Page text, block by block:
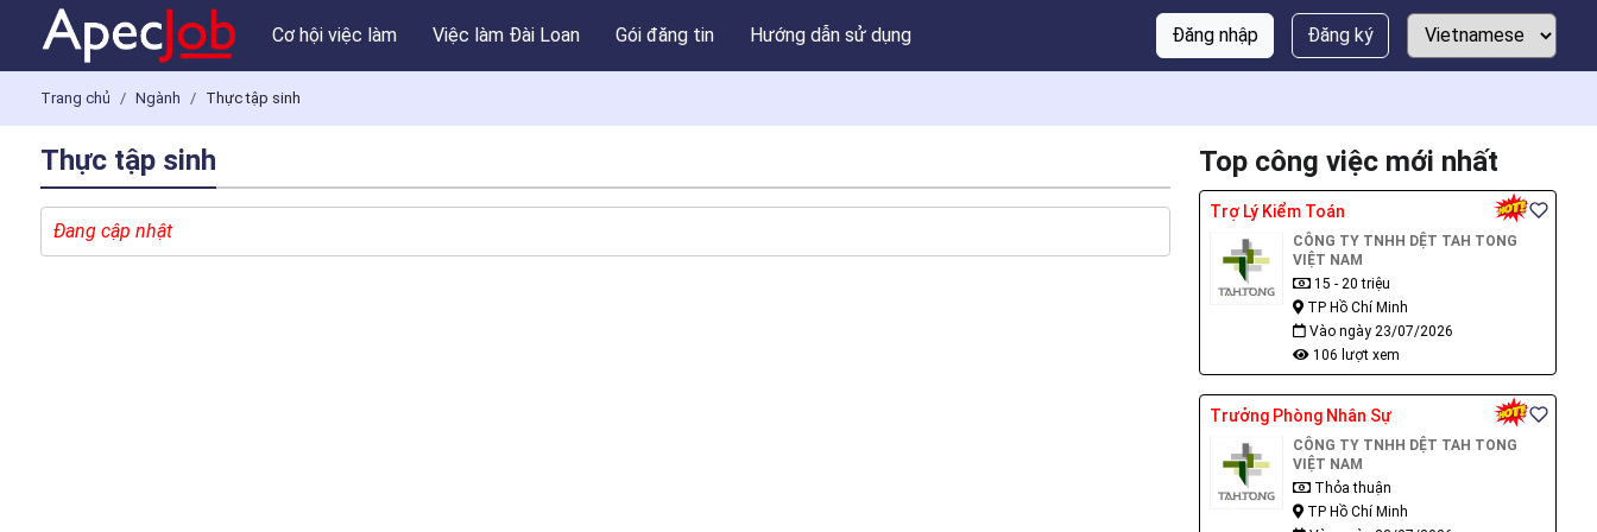
Cơ hội việc làm Việc làm Đài Loan Gói đăng tin Hướng dẫn sử dụng Đăng nhập Đăng ký
Trang chủ Ngành Thực tập sinh
Thực tập sinh
Đang cập nhật
Top công việc mới nhất
Trợ Lý Kiểm Toán
CÔNG TY TNHH DỆT TAH TONG
VIỆT NAM
15 - 20 triệu
TP Hồ Chí Minh
Vào ngày 23/07/2026
106 lượt xem
Trưởng Phòng Nhân Sự
CÔNG TY TNHH DỆT TAH TONG
VIỆT NAM
Thỏa thuận
TP Hồ Chí Minh